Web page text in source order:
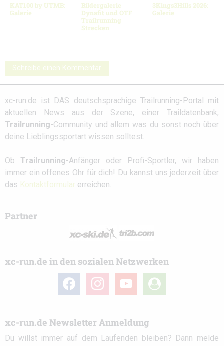
KAT100 by UTMB:
Galerie
Bildergalerie
Dynafit und OTF
Trailrunning
Strecken
3Kings3Hills 2026:
Galerie
Schreibe einen Kommentar
xc-run.de ist DAS deutschsprachige Trailrunning-Portal mit
aktuellen News aus der Szene, einer Traildatenbank,
Trailrunning-Community und allem was du sonst noch über
deine Lieblingssportart wissen solltest.
Ob Trailrunning-Anfänger oder Profi-Sportler, wir haben
immer ein offenes Ohr für dich! Du kannst uns jederzeit über
das Kontaktformular erreichen.
Partner
xc-run.de in den sozialen Netzwerken
facebook instagramyoutube
user-
circle
xc-run.de Newsletter Anmeldung
Du willst immer auf dem Laufenden bleiben? Dann melde